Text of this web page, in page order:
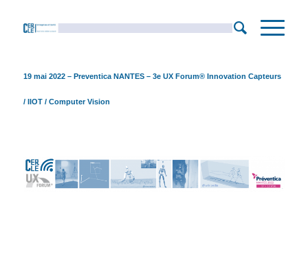
19 mai 2022 – Preventica NANTES – 3e UX Forum® Innovation Capteurs
/ IIOT / Computer Vision